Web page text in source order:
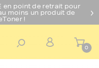
en point de retrait pour
moins un produit de
!
0